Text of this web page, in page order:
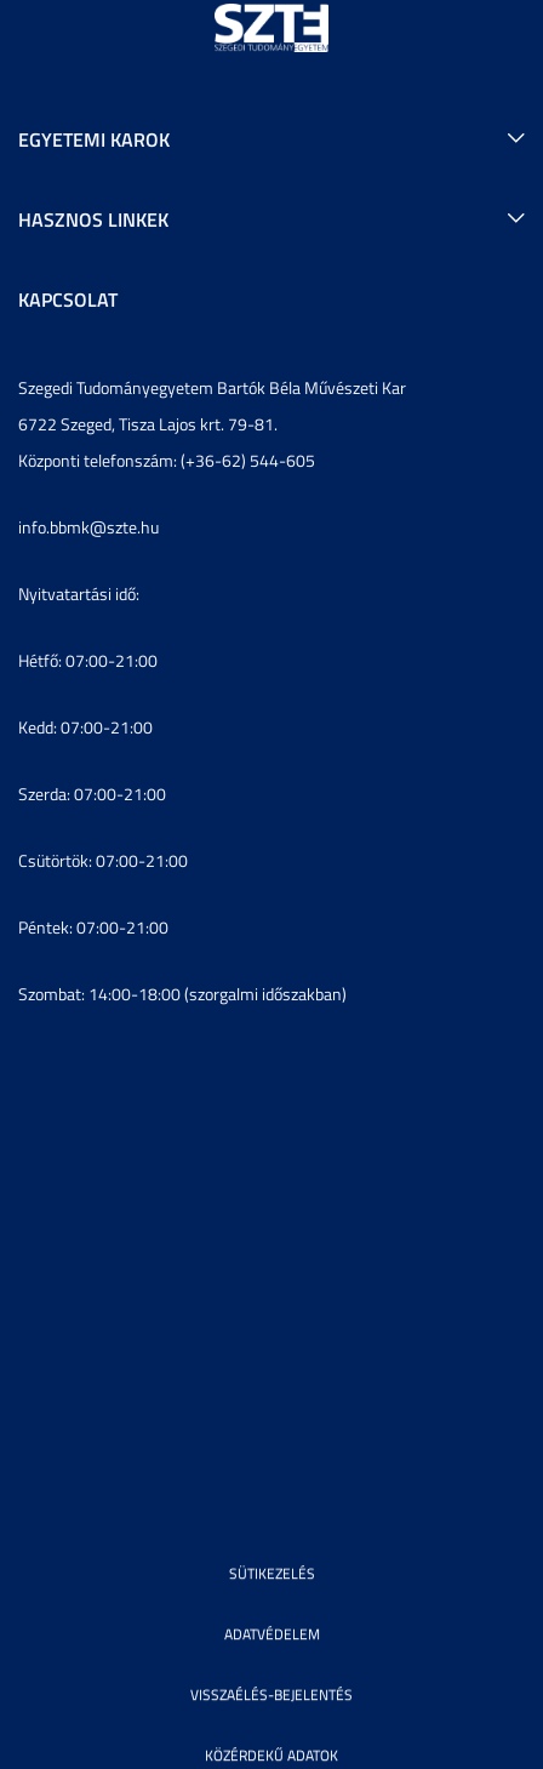
EGYETEMI KAROK
HASZNOS LINKEK
KAPCSOLAT
Szegedi Tudományegyetem Bartók Béla Művészeti Kar
6722 Szeged, Tisza Lajos krt. 79-81.
Központi telefonszám: (+36-62) 544-605
info.bbmk@szte.hu
Nyitvatartási idő:
Hétfő: 07:00-21:00
Kedd: 07:00-21:00
Szerda: 07:00-21:00
Csütörtök: 07:00-21:00
Péntek: 07:00-21:00
Szombat: 14:00-18:00 (szorgalmi időszakban)
SÜTIKEZELÉS
ADATVÉDELEM
VISSZAÉLÉS-BEJELENTÉS
KÖZÉRDEKŰ ADATOK